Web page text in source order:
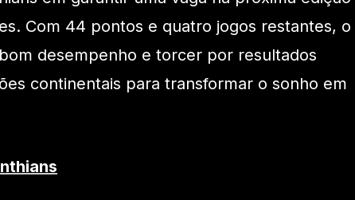
Com 44 pontos e quatro jogos restantes, o
desempenho e torcer por resultados
continentais para transformar o sonho em